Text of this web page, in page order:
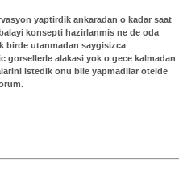
yaptirdik ankaradan o kadar saat
konsepti hazirlanmis ne de oda
birde utanmadan saygisizca
gorsellerle alakasi yok o gece kalmadan
istedik onu bile yapmadilar otelde